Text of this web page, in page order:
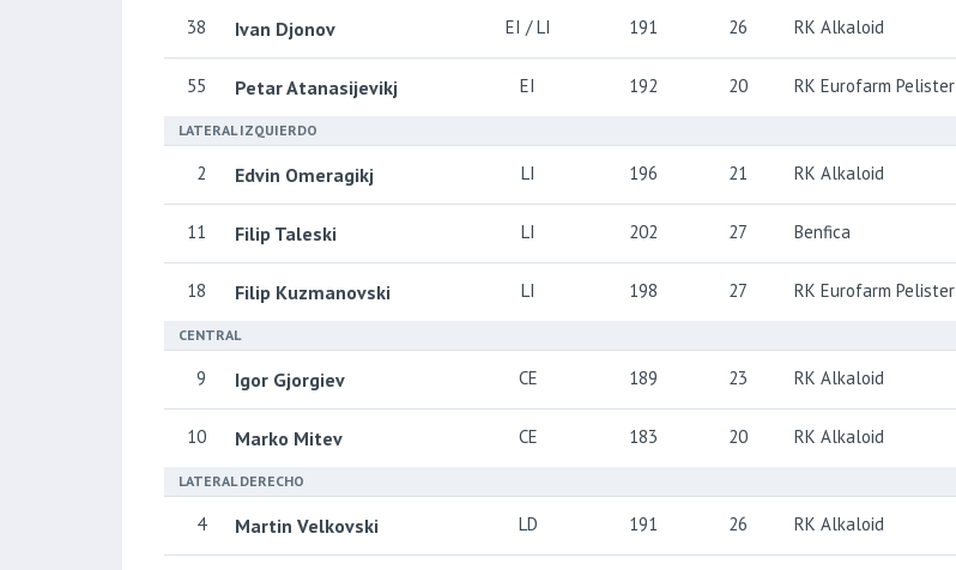
38 Ivan Djonov EI / LI 191 26 RK Alkaloid
55 Petar Atanasijevikj EI 192 20 RK Eurofarm Pelister
LATERAL IZQUIERDO
2 Edvin Omeragikj LI 196 21 RK Alkaloid
11 Filip Taleski LI 202 27 Benfica
18 Filip Kuzmanovski LI 198 27 RK Eurofarm Pelister
CENTRAL
9 Igor Gjorgiev CE 189 23 RK Alkaloid
10 Marko Mitev CE 183 20 RK Alkaloid
LATERAL DERECHO
4 Martin Velkovski LD 191 26 RK Alkaloid